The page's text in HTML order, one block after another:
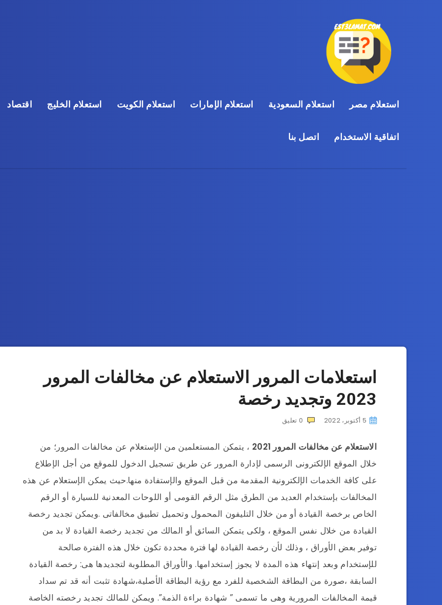
استعلام مصر استعلام السعودية استعلام الإمارات استعلام الكويت استعلام الخليج اقتصاد
اتفاقية الاستخدام اتصل بنا
استعلامات المرور الاستعلام عن مخالفات المرور
2023 وتجديد رخصة
5 أكتوبر، 2022 0 تعليق
الاستعلام عن مخالفات المرور 2021
، يتمكن المستعلمين من الإستعلام عن مخالفات المرور؛ من
خلال الموقع الإلكترونى الرسمى لإدارة المرور عن طريق تسجيل الدخول للموقع من أجل الإطلاع
على كافة الخدمات الإلكترونية المقدمة من قبل الموقع والإستفادة منها.حيث يمكن الإستعلام عن هذه
المخالفات بإستخدام العديد من الطرق مثل الرقم القومى أو اللوحات المعدنية للسيارة أو الرقم
الخاص برخصة القيادة أو من خلال التليفون المحمول وتحميل تطبيق مخالفاتى .ويمكن تجديد رخصة
القيادة من خلال نفس الموقع ، ولكى يتمكن السائق أو المالك من تجديد رخصة القيادة لا بد من
توفير بعض الأوراق ، وذلك لأن رخصة القيادة لها فترة محددة تكون خلال هذه الفترة صالحة
للإستخدام وبعد إنتهاء هذه المدة لا يجوز إستخدامها. والأوراق المطلوبة لتجديدها هى: رخصة القيادة
السابقة ،صورة من البطاقة الشخصية للفرد مع رؤية البطاقة الأصلية،شهادة تثبت أنه قد تم سداد
قيمة المخالفات المرورية وهى ما تسمى ” شهادة براءة الذمة”. ويمكن للمالك تجديد رخصته الخاصة